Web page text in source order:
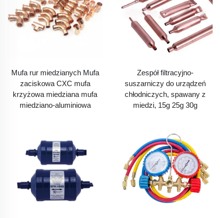
Mufa rur miedzianych Mufa
zaciskowa CXC mufa
krzyżowa miedziana mufa
miedziano-aluminiowa
Zespół filtracyjno-
suszarniczy do urządzeń
chłodniczych, spawany z
miedzi, 15g 25g 30g